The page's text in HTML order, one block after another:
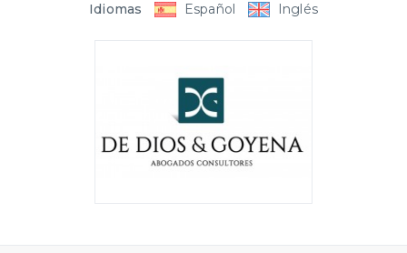
Idiomas Español Inglés